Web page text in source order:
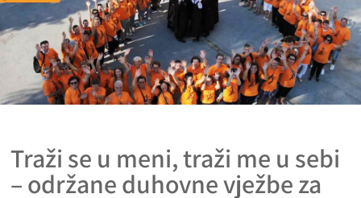
Traži se u meni, traži me u sebi
– održane duhovne vježbe za